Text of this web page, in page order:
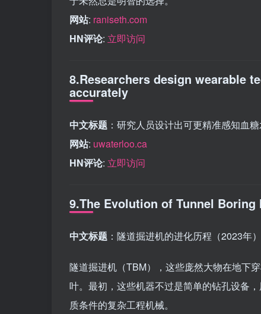
网站: raniseth.com
HN评论: 立即访问
8.Researchers design wearable
accurately
中文标题 ：研究人员设计出可更精准感知血
网站: uwaterloo.ca
HN评论: 立即访问
9.The Evolution of Tunnel Boring
中文标题 ：隧道掘进机的进化历程（2023年）
隧道掘进机（TBM），这些庞然大物在地下
叶。最初，这些机器不过是简单的钻孔设备
质条件的复杂工程机械。